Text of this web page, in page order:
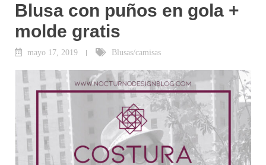
Blusa con puños en gola +
molde gratis
mayo 17, 2019 Blusas/camisas